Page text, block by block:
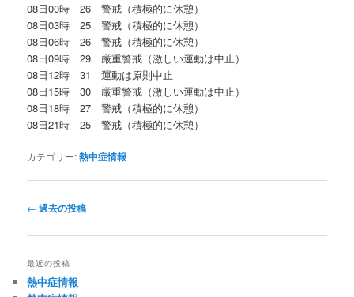
08日00時 26 警戒（積極的に休憩）
08日03時 25 警戒（積極的に休憩）
08日06時 26 警戒（積極的に休憩）
08日09時 29 厳重警戒（激しい運動は中止）
08日12時 31 運動は原則中止
08日15時 30 厳重警戒（激しい運動は中止）
08日18時 27 警戒（積極的に休憩）
08日21時 25 警戒（積極的に休憩）
カテゴリー:熱中症情報
投
ナ
ー
← 過去の投稿
最近の投稿
熱中症情報